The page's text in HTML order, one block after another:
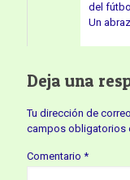
del
Un
Deja una
Tu dirección de
campos obligatorios
Comentario *